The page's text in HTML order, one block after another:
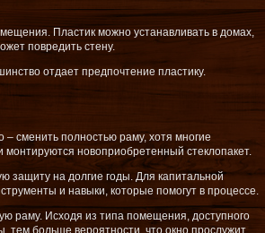
Пластик можно устанавливать в домах,
повредить стену.
отдает предпочтение пластику.
– сменить полностью раму, хотя многие
новоприобретенный стеклопакет.
защиту на долгие годы. Для капитальной
и навыки, которые помогут в процессе.
раму. Исходя из типа помещения, доступного
больше вероятности, что окно прослужит